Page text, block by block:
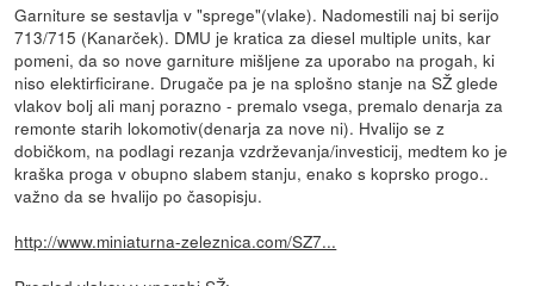
Garniture se sestavlja v "sprege"(vlake). Nadomestili naj bi serijo
713/715 (Kanarček). DMU je kratica za diesel multiple units, kar
pomeni, da so nove garniture mišljene za uporabo na progah, ki
niso elektirficirane. Drugače pa je na splošno stanje na SŽ glede
vlakov bolj ali manj porazno - premalo vsega, premalo denarja za
remonte starih lokomotiv(denarja za nove ni). Hvalijo se z
dobičkom, na podlagi rezanja vzdrževanja/investicij, medtem ko je
kraška proga v obupno slabem stanju, enako s koprsko progo..
važno da se hvalijo po časopisju.
http://www.miniaturna-zeleznica.com/SZ7...